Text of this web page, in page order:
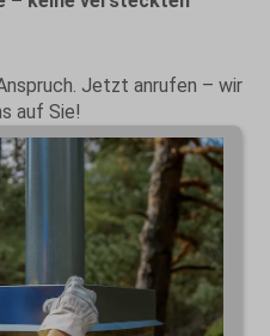
Jetzt anrufen – wir
auf Sie!